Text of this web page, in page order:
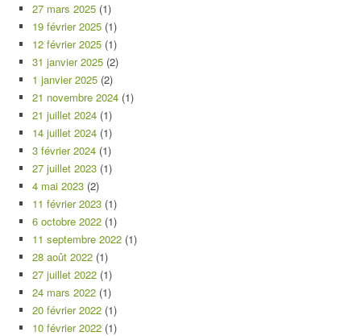
27 mars 2025 (1)
19 février 2025 (1)
12 février 2025 (1)
31 janvier 2025 (2)
1 janvier 2025 (2)
21 novembre 2024 (1)
21 juillet 2024 (1)
14 juillet 2024 (1)
3 février 2024 (1)
27 juillet 2023 (1)
4 mai 2023 (2)
11 février 2023 (1)
6 octobre 2022 (1)
11 septembre 2022 (1)
28 août 2022 (1)
27 juillet 2022 (1)
24 mars 2022 (1)
20 février 2022 (1)
10 février 2022 (1)